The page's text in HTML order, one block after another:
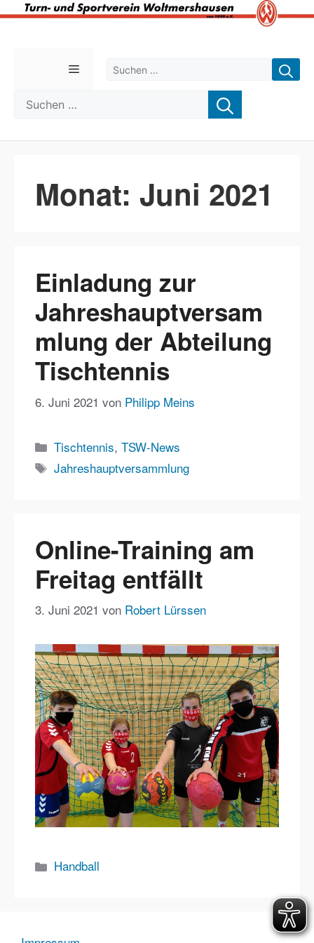
Suchen nach:
Menü
Suchen nach:
Monat: Juni 2021
Einladung zur
Jahreshauptversam
mlung der Abteilung
Tischtennis
6. Juni 2021 von Philipp Meins
Kategorien
Tischtennis,TSW-News
Schlagwörter
Jahreshauptversammlung
Online-Training am
Freitag entfällt
3. Juni 2021 von Robert Lürssen
Kategorien
Handball